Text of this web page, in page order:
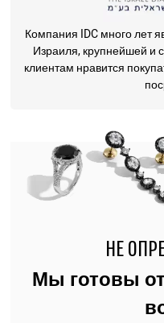
Компания IDC много лет
Израиля, крупнейшей
клиентам нравится
НЕ
Мы готовы